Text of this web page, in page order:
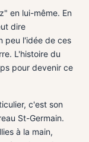
en lui-même. En
dire
peu l'idée de ces
L'histoire du
pour devenir ce
c'est son
St-Germain.
à la main,